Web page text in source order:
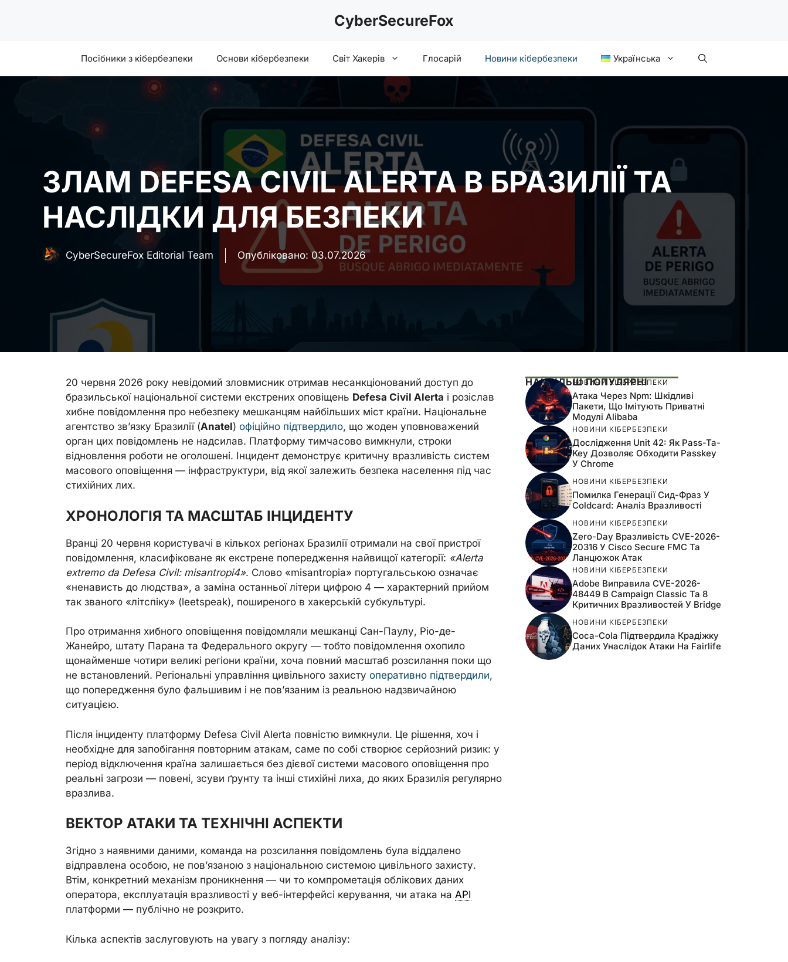
CyberSecureFox
Посібники з кібербезпеки Основи кібербезпеки Світ Хакерів Глосарій Новини кібербезпеки Українська
ЗЛАМ DEFESA CIVIL ALERTA В БРАЗИЛІЇ ТА
НАСЛІДКИ ДЛЯ БЕЗПЕКИ
CyberSecureFox Editorial Team Опубліковано:03.07.2026
20 червня 2026 року невідомий зловмисник отримав несанкціонований доступ до
бразильської національної системи екстрених оповіщень Defesa Civil Alerta і розіслав
хибне повідомлення про небезпеку мешканцям найбільших міст країни. Національне
агентство зв’язку Бразилії (Anatel) офіційно підтвердило, що жоден уповноважений
орган цих повідомлень не надсилав. Платформу тимчасово вимкнули, строки
відновлення роботи не оголошені. Інцидент демонструє критичну вразливість систем
масового оповіщення — інфраструктури, від якої залежить безпека населення під час
стихійних лих.
ХРОНОЛОГІЯ ТА МАСШТАБ ІНЦИДЕНТУ
Вранці 20 червня користувачі в кількох регіонах Бразилії отримали на свої пристрої
повідомлення, класифіковане як екстрене попередження найвищої категорії: «Alerta
extremo da Defesa Civil: misantropi4». Слово «misantropia» португальською означає
«ненависть до людства», а заміна останньої літери цифрою 4 — характерний прийом
так званого «літспіку» (leetspeak), поширеного в хакерській субкультурі.
Про отримання хибного оповіщення повідомляли мешканці Сан-Паулу, Ріо-де-
Жанейро, штату Парана та Федерального округу — тобто повідомлення охопило
щонайменше чотири великі регіони країни, хоча повний масштаб розсилання поки що
не встановлений. Регіональні управління цивільного захисту оперативно підтвердили,
що попередження було фальшивим і не пов’язаним із реальною надзвичайною
ситуацією.
Після інциденту платформу Defesa Civil Alerta повністю вимкнули. Це рішення, хоч і
необхідне для запобігання повторним атакам, саме по собі створює серйозний ризик: у
період відключення країна залишається без дієвої системи масового оповіщення про
реальні загрози — повені, зсуви ґрунту та інші стихійні лиха, до яких Бразилія регулярно
вразлива.
ВЕКТОР АТАКИ ТА ТЕХНІЧНІ АСПЕКТИ
Згідно з наявними даними, команда на розсилання повідомлень була віддалено
відправлена особою, не пов’язаною з національною системою цивільного захисту.
Втім, конкретний механізм проникнення — чи то компрометація облікових даних
оператора, експлуатація вразливості у веб-інтерфейсі керування, чи атака на API
платформи — публічно не розкрито.
Кілька аспектів заслуговують на увагу з погляду аналізу:
НАЙБІЛЬШ ПОПУЛЯРНІ
НОВИНИ КІБЕРБЕЗПЕКИ
Атака Через Npm: Шкідливі
Пакети, Що Імітують Приватні
Модулі Alibaba
НОВИНИ КІБЕРБЕЗПЕКИ
Дослідження Unit 42: Як Pass-Ta-
Key Дозволяє Обходити Passkey
У Chrome
НОВИНИ КІБЕРБЕЗПЕКИ
Помилка Генерації Сид-Фраз У
Coldcard: Аналіз Вразливості
НОВИНИ КІБЕРБЕЗПЕКИ
Zero-Day Вразливість CVE-2026-
20316 У Cisco Secure FMC Та
Ланцюжок Атак
НОВИНИ КІБЕРБЕЗПЕКИ
Adobe Виправила CVE-2026-
48449 В Campaign Classic Та 8
Критичних Вразливостей У Bridge
НОВИНИ КІБЕРБЕЗПЕКИ
Coca-Cola Підтвердила Крадіжку
Даних Унаслідок Атаки На Fairlife